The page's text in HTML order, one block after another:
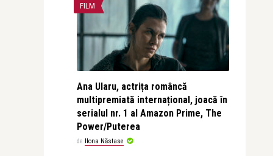
FILM
Ana Ularu, actrița româncă
multipremiată internațional, joacă în
serialul nr. 1 al Amazon Prime, The
Power/Puterea
de Ilona Năstase